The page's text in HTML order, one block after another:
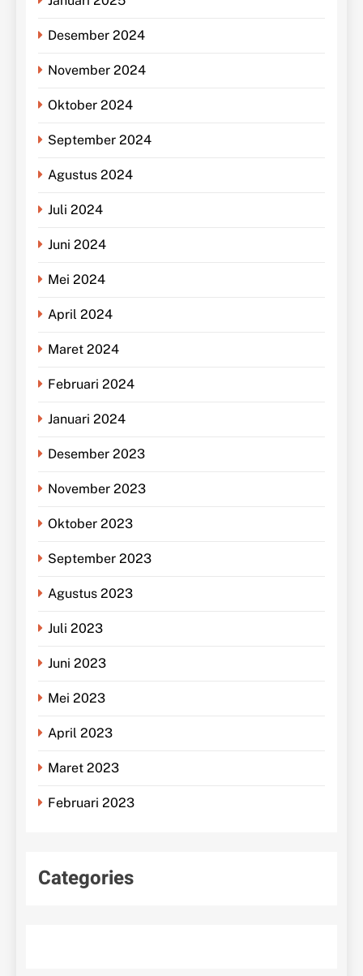
Desember 2024
November 2024
Oktober 2024
September 2024
Agustus 2024
Juli 2024
Juni 2024
Mei 2024
April 2024
Maret 2024
Februari 2024
Januari 2024
Desember 2023
November 2023
Oktober 2023
September 2023
Agustus 2023
Juli 2023
Juni 2023
Mei 2023
April 2023
Maret 2023
Februari 2023
Categories